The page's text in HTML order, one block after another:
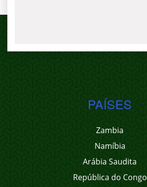
PAÍSES
Zambia
Namíbia
Arábia Saudita
República do Congo